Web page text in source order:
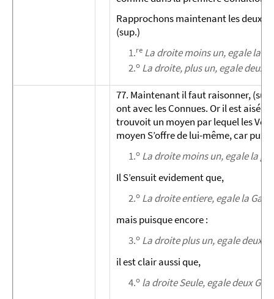
Rapprochons maintenant les deux
(sup.)
1.re La droite moins un, egale la
2.o La droite, plus un, egale deux
77. Maintenant il faut raisonner,
ont avec les Connues. Or il est aisé |[
trouvoit un moyen par lequel les
moyen S’offre de lui-même, car
1.o La droite moins un, egale la
Il S’ensuit evidement que,
2.o La droite entiere, egale la
mais puisque encore :
3.o La droite plus un, egale deux
il est clair aussi que,
4.o la droite Seule, egale deux